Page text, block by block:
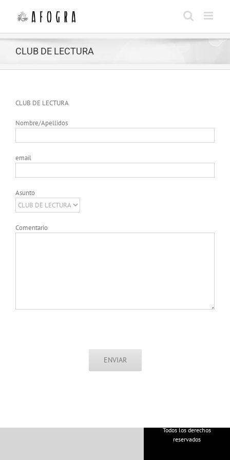
contenido
CLUB DE LECTURA
CLUB DE LECTURA
Nombre/Apellidos
email
Asunto
Comentario
Todos los derechos
reservados